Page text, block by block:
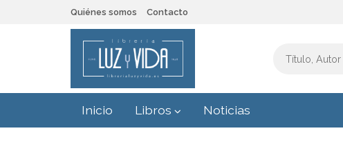
Quiénes somos Contacto
Inicio Libros Noticias